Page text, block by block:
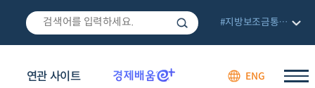
연관 사이트 ENG
#지방보조금통합관리망